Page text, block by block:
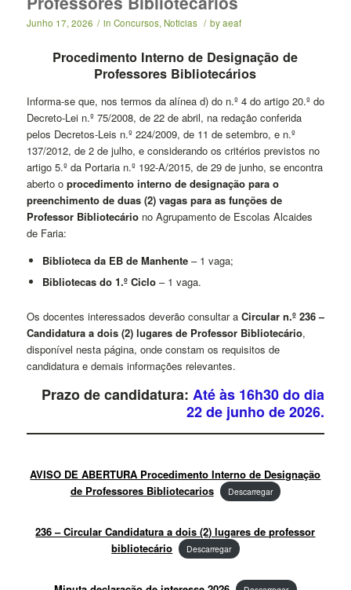
Junho 17, 2026 / in Concursos,Noticias / byaeaf
Procedimento Interno de Designação de
Professores Bibliotecários
Informa-se que, nos termos da alínea d) do n.º 4 do artigo 20.º do
Decreto-Lei n.º 75/2008, de 22 de abril, na redação conferida
pelos Decretos-Leis n.º 224/2009, de 11 de setembro, e n.º
137/2012, de 2 de julho, e considerando os critérios previstos no
artigo 5.º da Portaria n.º 192-A/2015, de 29 de junho, se encontra
aberto o procedimento interno de designação para o
preenchimento de duas (2) vagas para as funções de
Professor Bibliotecáriono Agrupamento de Escolas Alcaides
de Faria:
Biblioteca da EB de Manhente– 1 vaga;
Bibliotecas do 1.º Ciclo– 1 vaga.
Os docentes interessados deverão consultar a Circular n.º 236 –
Candidatura a dois (2) lugares de Professor Bibliotecário,
disponível nesta página, onde constam os requisitos de
candidatura e demais informações relevantes.
Prazo de candidatura:Até às 16h30 do dia
22 de junho de 2026.
AVISO DE ABERTURA Procedimento Interno de Designação
de Professores Bibliotecarios
Descarregar
236 – Circular Candidatura a dois (2) lugares de professor
bibliotecário
Descarregar